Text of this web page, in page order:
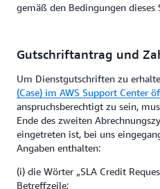
gemäß den Bedingungen dieses
Gutschriftantrag und
Um Dienstgutschriften zu
(Case) im AWS Support Center
anspruchsberechtigt zu sein,
Ende des zweiten
eingetreten ist, bei uns
Angaben enthalten:
(i) die Wörter „SLA Credit
Betreffzeile;